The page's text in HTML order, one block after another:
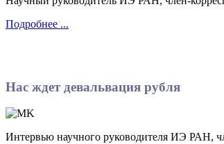
Подробнее ...
Нас ждет девальвация рубля
Интервью научного руководителя ИЭ РАН,